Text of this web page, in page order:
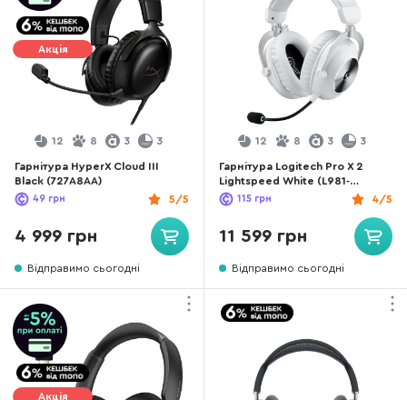
Акція
12 8 3 3
Гарнітура HyperX Cloud III
Black (727A8AA)
5/5
49 грн
4 999 грн
Відправимо сьогодні
12 8 3 3
Гарнітура Logitech Pro X 2
Lightspeed White (L981-
001269)
4/5
115 грн
11 599 грн
Відправимо сьогодні
Акція